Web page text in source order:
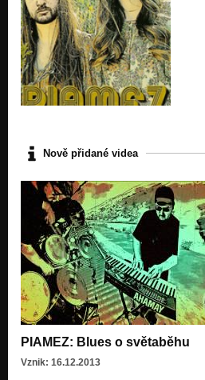
Nově přidané videa
PIAMEZ: Blues o světaběhu
Vznik: 16.12.2013